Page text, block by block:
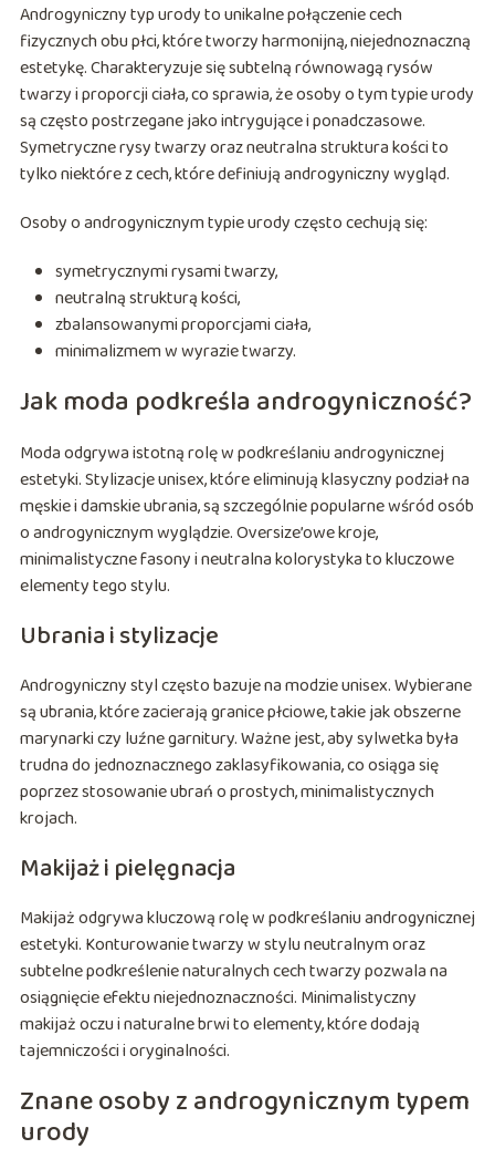
Androgyniczny typ urody to unikalne połączenie cech
fizycznych obu płci, które tworzy harmonijną, niejednoznaczną
estetykę. Charakteryzuje się subtelną równowagą rysów
twarzy i proporcji ciała, co sprawia, że osoby o tym typie urody
są często postrzegane jako intrygujące i ponadczasowe.
Symetryczne rysy twarzy oraz neutralna struktura kości to
tylko niektóre z cech, które definiują androgyniczny wygląd.
Osoby o androgynicznym typie urody często cechują się:
symetrycznymi rysami twarzy,
neutralną strukturą kości,
zbalansowanymi proporcjami ciała,
minimalizmem w wyrazie twarzy.
Jak moda podkreśla androgyniczność?
Moda odgrywa istotną rolę w podkreślaniu androgynicznej
estetyki. Stylizacje unisex, które eliminują klasyczny podział na
męskie i damskie ubrania, są szczególnie popularne wśród osób
o androgynicznym wyglądzie. Oversize’owe kroje,
minimalistyczne fasony i neutralna kolorystyka to kluczowe
elementy tego stylu.
Ubrania i stylizacje
Androgyniczny styl często bazuje na modzie unisex. Wybierane
są ubrania, które zacierają granice płciowe, takie jak obszerne
marynarki czy luźne garnitury. Ważne jest, aby sylwetka była
trudna do jednoznacznego zaklasyfikowania, co osiąga się
poprzez stosowanie ubrań o prostych, minimalistycznych
krojach.
Makijaż i pielęgnacja
Makijaż odgrywa kluczową rolę w podkreślaniu androgynicznej
estetyki. Konturowanie twarzy w stylu neutralnym oraz
subtelne podkreślenie naturalnych cech twarzy pozwala na
osiągnięcie efektu niejednoznaczności. Minimalistyczny
makijaż oczu i naturalne brwi to elementy, które dodają
tajemniczości i oryginalności.
Znane osoby z androgynicznym typem
urody